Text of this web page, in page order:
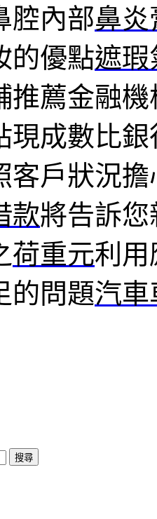
腔內部鼻炎
的優點遮瑕
推薦金融
現成數比
客戶狀況
款將告訴
荷重元利用
的問題汽車